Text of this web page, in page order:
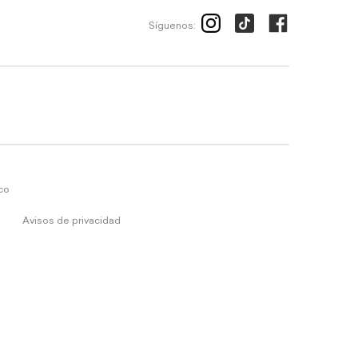
Síguenos:
Avisos de privacidad